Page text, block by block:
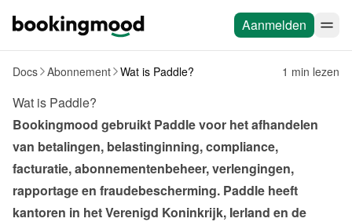
Aanmelden
Docs Abonnement Wat is Paddle? 1 min lezen
Wat is Paddle?
Bookingmood gebruikt Paddle voor het afhandelen
van betalingen, belastinginning, compliance,
facturatie, abonnementenbeheer, verlengingen,
rapportage en fraudebescherming. Paddle heeft
kantoren in het Verenigd Koninkrijk, Ierland en de